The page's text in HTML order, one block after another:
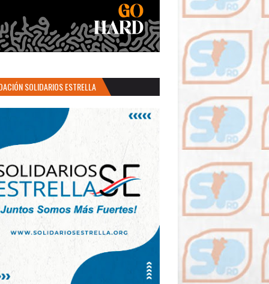
SOLIDARIOS ESTRELLA